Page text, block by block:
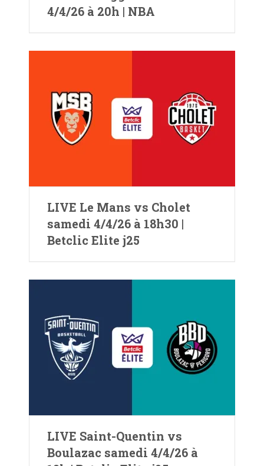
4/4/26 à 20h | NBA
LIVE Le Mans vs Cholet
samedi 4/4/26 à 18h30 |
Betclic Elite j25
LIVE Saint-Quentin vs
Boulazac samedi 4/4/26 à